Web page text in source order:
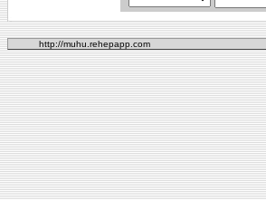
http://muhu.rehepapp.com